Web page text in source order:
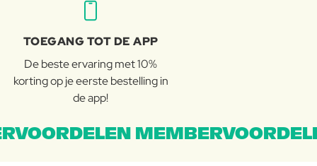
TOEGANG TOT DE APP
De beste ervaring met 10%
korting op je eerste bestelling in
de app!